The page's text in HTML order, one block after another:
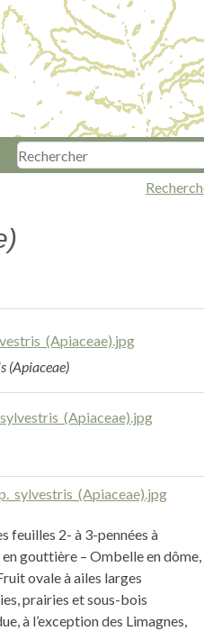
(Apiaceae)
feuilles 2- à 3-pennées à
gouttière – Ombelle en dôme,
ovale à ailes larges
prairies et sous-bois
à l’exception des Limagnes,